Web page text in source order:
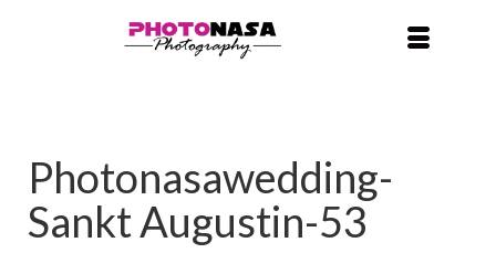
Photonasawedding-
Sankt Augustin-53